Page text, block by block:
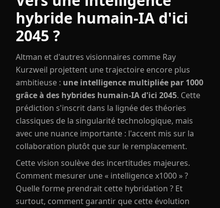
hybride humain-IA d'ici
2045 ?
Altman et d'autres visionnaires comme Ray
Kurzweil projettent une trajectoire encore plus
ambitieuse : une intelligence multipliée par 1000
grâce à des hybrides humain-IA d'ici 2045. Cette
prédiction s'inscrit dans la lignée des théories
classiques de la singularité technologique, mais
avec une nuance importante : l'accent mis sur la
collaboration plutôt que sur le remplacement.
Cette vision soulève des incertitudes majeures.
Comment mesurer une « intelligence x1000 » ?
Quelle forme prendrait cette hybridation ? Et
surtout, comment garantir que cette évolution